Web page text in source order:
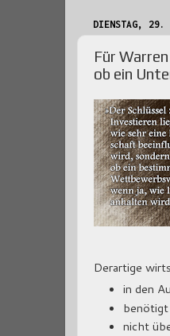
DIENSTAG, 29.
Für
ob ein
Derartige
in den
nicht